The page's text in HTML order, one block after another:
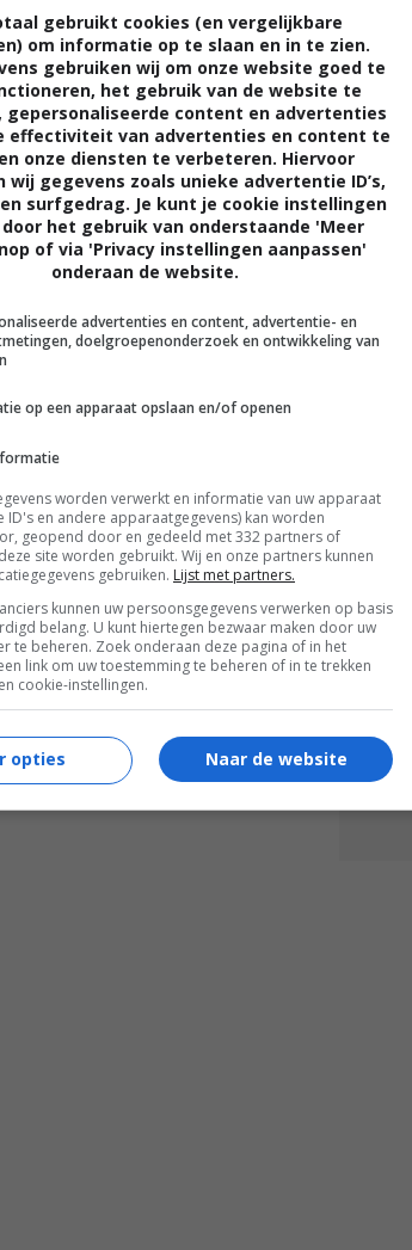
hij wakker met uit zijn
hun zonden...
Meer
gebruikt cookies (en vergelijkbare
om informatie op te slaan en in te zien.
gebruiken wij om onze website goed te
het gebruik van de website te
gepersonaliseerde content en advertenties
effectiviteit van advertenties en content te
onze diensten te verbeteren. Hiervoor
wij gegevens zoals unieke advertentie ID’s,
surfgedrag. Je kunt je cookie instellingen
het gebruik van onderstaande 'Meer
of via 'Privacy instellingen aanpassen'
onderaan de website.
advertenties en content, advertentie- en
doelgroepenonderzoek en ontwikkeling van
op een apparaat opslaan en/of openen
worden verwerkt en informatie van uw apparaat
ID's en andere apparaatgegevens) kan worden
geopend door en gedeeld met 332 partners of
site worden gebruikt. Wij en onze partners kunnen
gebruiken. Lijst met partners.
kunnen uw persoonsgegevens verwerken op basis
belang. U kunt hiertegen bezwaar maken door uw
te beheren. Zoek onderaan deze pagina of in het
link om uw toestemming te beheren of in te trekken
cookie-instellingen.
Naar de website
opties